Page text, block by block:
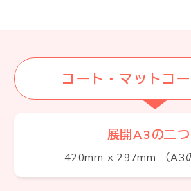
コート・マットコ
展開A3の二
420mm × 297mm （A3